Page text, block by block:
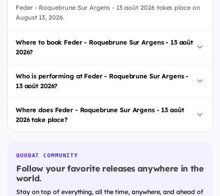
Feder - Roquebrune Sur Argens - 13 août 2026 takes place on
August 13, 2026.
Where to book Feder - Roquebrune Sur Argens - 13 août
2026?
Who is performing at Feder - Roquebrune Sur Argens -
13 août 2026?
Where does Feder - Roquebrune Sur Argens - 13 août
2026 take place?
QUODAT COMMUNITY
Follow your favorite releases anywhere in the
world.
Stay on top of everything, all the time, anywhere, and ahead of